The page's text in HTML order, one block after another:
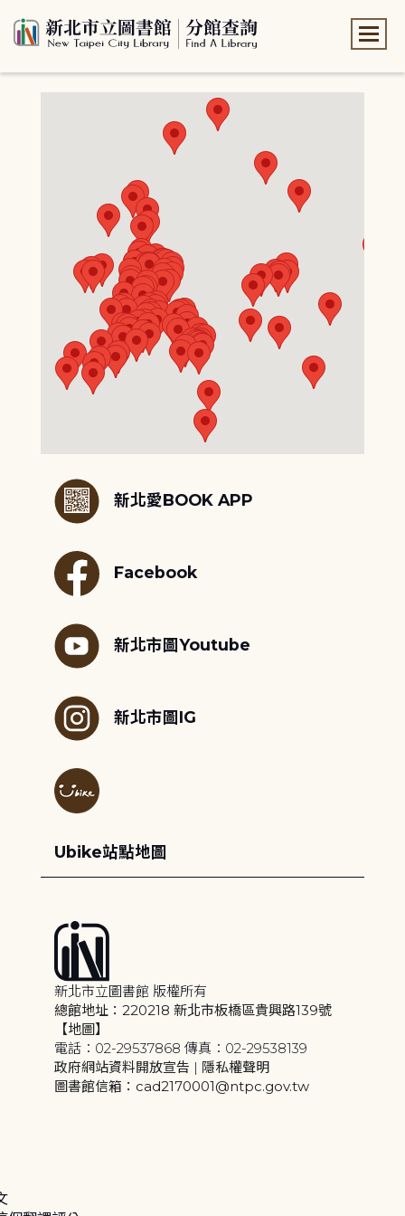
新北愛BOOK APP
Facebook
新北市圖Youtube
新北市圖IG
Ubike站點地圖
新北市立圖書館 版權所有
總館地址：220218 新北市板橋區貴興路139號
【地圖】
電話：02-29537868 傳真：02-29538139
政府網站資料開放宣告 | 隱私權聲明
圖書館信箱：cad2170001@ntpc.gov.tw